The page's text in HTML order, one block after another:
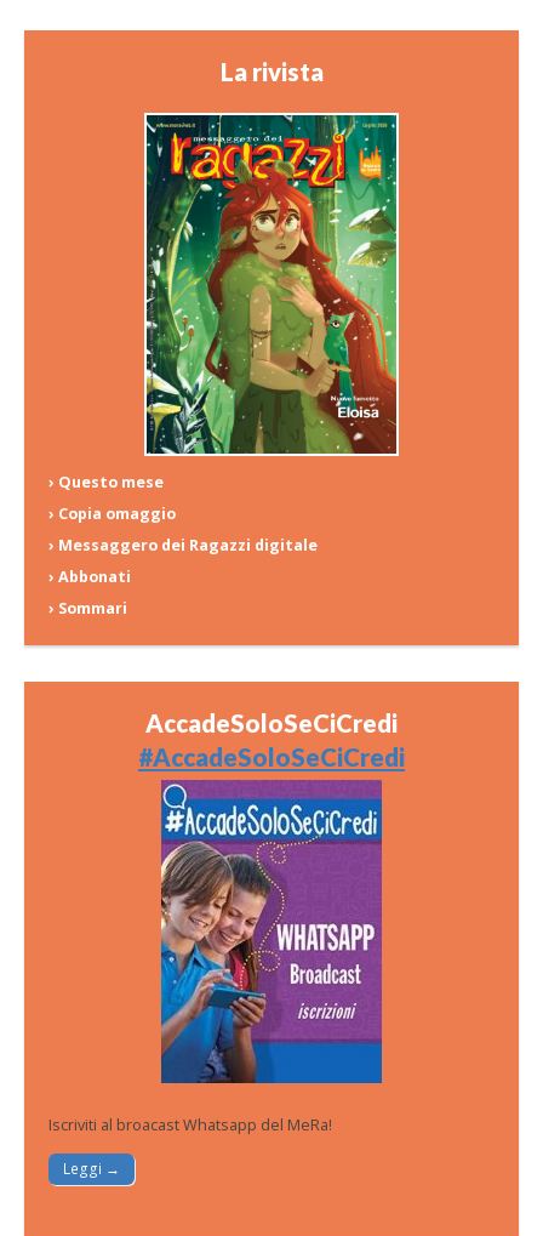
La rivista
› Questo mese
› Copia omaggio
› Messaggero dei Ragazzi digitale
› Abbonati
› Sommari
AccadeSoloSeCiCredi
#AccadeSoloSeCiCredi
Iscriviti al broacast Whatsapp del MeRa!
Leggi →